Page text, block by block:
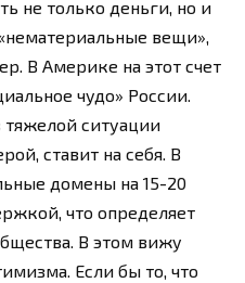
не только деньги, но и
вещи»,
В Америке на этот счет
чудо» России.
тяжелой ситуации
ставит на себя. В
домены на 15-20
что определяет
В этом вижу
Если бы то, что